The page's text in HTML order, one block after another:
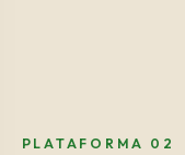
PLATAFORMA 02